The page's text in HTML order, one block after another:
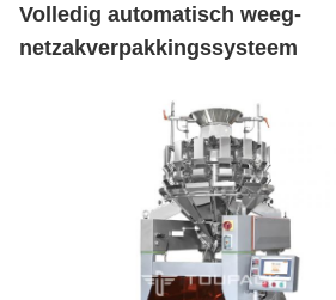
Volledig automatisch weeg-
netzakverpakkingssysteem